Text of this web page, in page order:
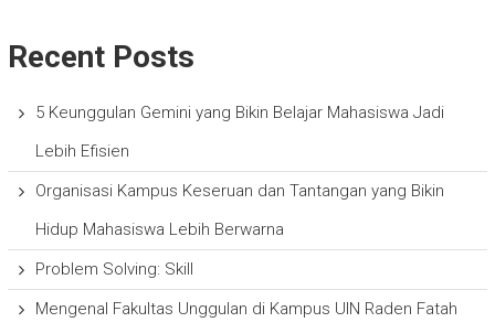
Recent Posts
5 Keunggulan Gemini yang Bikin Belajar Mahasiswa Jadi
Lebih Efisien
Organisasi Kampus Keseruan dan Tantangan yang Bikin
Hidup Mahasiswa Lebih Berwarna
Problem Solving: Skill
Mengenal Fakultas Unggulan di Kampus UIN Raden Fatah